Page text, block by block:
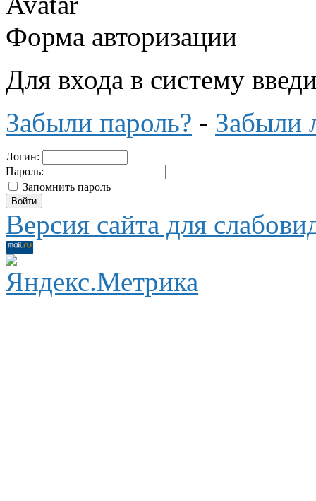
Форма авторизации
Для входа в систему
Забыли пароль? - Забыли
Логин:
Пароль:
Запомнить пароль
Версия сайта для